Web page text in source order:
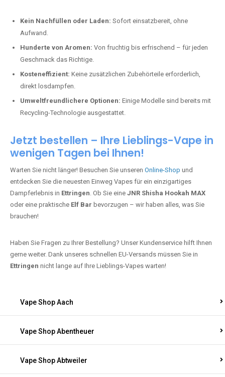
Kein Nachfüllen oder Laden: Sofort einsatzbereit, ohne
Aufwand.
Hunderte von Aromen: Von fruchtig bis erfrischend – für jeden
Geschmack das Richtige.
Kosteneffizient: Keine zusätzlichen Zubehörteile erforderlich,
direkt losdampfen.
Umweltfreundlichere Optionen: Einige Modelle sind bereits mit
Recycling-Technologie ausgestattet.
Jetzt bestellen – Ihre Lieblings-Vape in
wenigen Tagen bei Ihnen!
Warten Sie nicht länger! Besuchen Sie unseren Online-Shop und
entdecken Sie die neuesten Einweg Vapes für ein einzigartiges
Dampferlebnis in Ettringen. Ob Sie eine JNR Shisha Hookah MAX
oder eine praktische Elf Bar bevorzugen – wir haben alles, was Sie
brauchen!
Haben Sie Fragen zu Ihrer Bestellung? Unser Kundenservice hilft Ihnen
gerne weiter. Dank unseres schnellen EU-Versands müssen Sie in
Ettringen nicht lange auf Ihre Lieblings-Vapes warten!
Vape Shop Aach
Vape Shop Abentheuer
Vape Shop Abtweiler